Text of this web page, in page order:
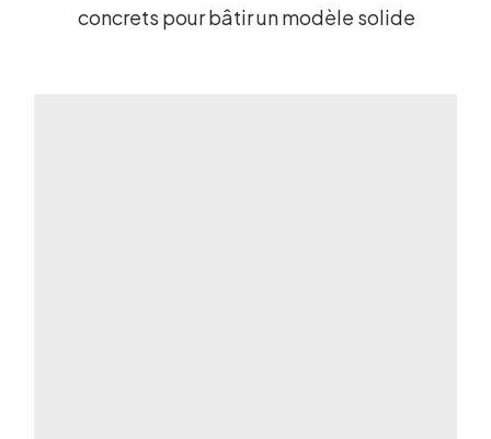
concrets pour bâtir un modèle solide